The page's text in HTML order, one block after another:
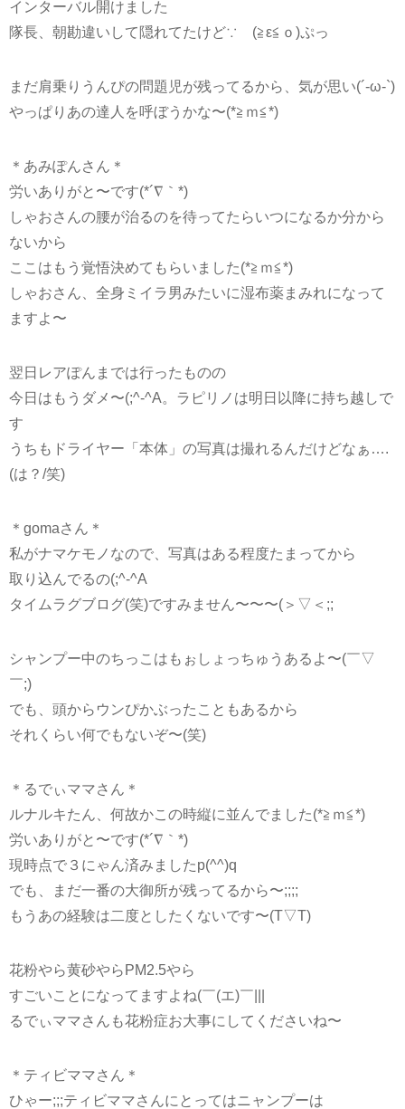
インターバル開けました
隊長、朝勘違いして隠れてたけど∵ゞ(≧ε≦ｏ)ぷっ
まだ肩乗りうんぴの問題児が残ってるから、気が思い(´-ω-`)
やっぱりあの達人を呼ぼうかな〜(*≧ｍ≦*)
＊あみぽんさん＊
労いありがと〜です(*´∇｀*)
しゃおさんの腰が治るのを待ってたらいつになるか分から
ないから
ここはもう覚悟決めてもらいました(*≧ｍ≦*)
しゃおさん、全身ミイラ男みたいに湿布薬まみれになって
ますよ〜
翌日レアぽんまでは行ったものの
今日はもうダメ〜(;^-^A。ラピリノは明日以降に持ち越しで
す
うちもドライヤー「本体」の写真は撮れるんだけどなぁ….
(は？/笑)
＊gomaさん＊
私がナマケモノなので、写真はある程度たまってから
取り込んでるの(;^-^A
タイムラグブログ(笑)ですみません〜〜〜(＞▽＜;;
シャンプー中のちっこはもぉしょっちゅうあるよ〜(￣▽
￣;)
でも、頭からウンぴかぶったこともあるから
それくらい何でもないぞ〜(笑)
＊るでぃママさん＊
ルナルキたん、何故かこの時縦に並んでました(*≧ｍ≦*)
労いありがと〜です(*´∇｀*)
現時点で３にゃん済みましたp(^^)q
でも、まだ一番の大御所が残ってるから〜;;;;
もうあの経験は二度としたくないです〜(T▽T)
花粉やら黄砂やらPM2.5やら
すごいことになってますよね(￣(エ)￣|||
るでぃママさんも花粉症お大事にしてくださいね〜
＊ティビママさん＊
ひゃー;;;ティビママさんにとってはニャンプーは